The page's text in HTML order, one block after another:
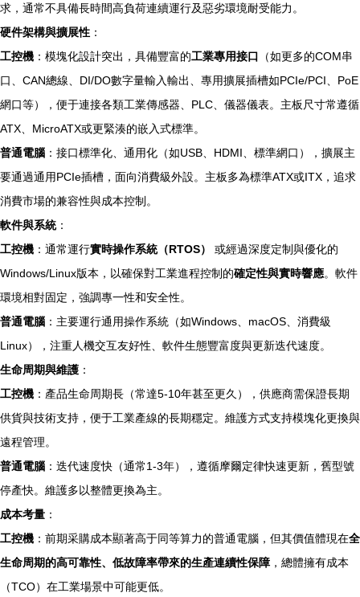
求，通常不具備長時間高負荷連續運行及惡劣環境耐受能力。
硬件架構與擴展性 ：
工控機 ：模塊化設計突出，具備豐富的工業專用接口
（如更多的COM串
口、CAN總線、DI/DO數字量輸入輸出、專用擴展插槽如PCIe/PCI、PoE
網口等），便于連接各類工業傳感器、PLC、儀器儀表。主板尺寸常遵循
ATX、MicroATX或更緊湊的嵌入式標準。
普通電腦 ：接口標準化、通用化（如USB、HDMI、標準網口），擴展主
要通過通用PCIe插槽，面向消費級外設。主板多為標準ATX或ITX，追求
消費市場的兼容性與成本控制。
軟件與系統：
工控機 ：通常運行實時操作系統（RTOS）
或經過深度定制與優化的
Windows/Linux版本，以確保對工業進程控制的確定性與實時響應。軟件
環境相對固定，強調專一性和安全性。
普通電腦 ：主要運行通用操作系統（如Windows、macOS、消費級
Linux），注重人機交互友好性、軟件生態豐富度與更新迭代速度。
生命周期與維護 ：
工控機 ：產品生命周期長（常達5-10年甚至更久），供應商需保證長期
供貨與技術支持，便于工業產線的長期穩定。維護方式支持模塊化更換與
遠程管理。
普通電腦 ：迭代速度快（通常1-3年），遵循摩爾定律快速更新，舊型號
停產快。維護多以整體更換為主。
成本考量 ：
工控機 ：前期采購成本顯著高于同等算力的普通電腦，但其價值體現在全
生命周期的高可靠性、低故障率帶來的生產連續性保障 ，總體擁有成本
（TCO）在工業場景中可能更低。